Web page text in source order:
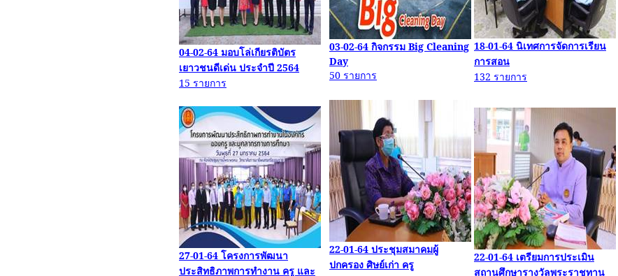
04-02-64 มอบโล่เกียรติบัตร
เยาวชนดีเด่น ประจำปี 2564
15 รายการ
03-02-64 กิจกรรม Big Cleaning
Day
50 รายการ
18-01-64 นิเทศการจัดการเรียน
การสอน
132 รายการ
27-01-64 โครงการพัฒนา
ประสิทธิภาพการทำงาน ครู และ
22-01-64 ประชุมสมาคมผู้
ปกครอง ศิษย์เก่า ครู
22-01-64 เตรียมการประเมิน
สถานศึกษารางวัลพระราชทาน